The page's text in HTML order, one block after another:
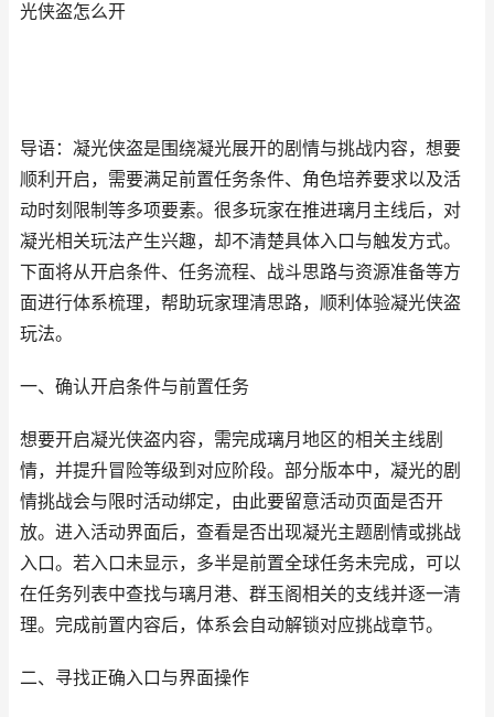
光侠盗怎么开
导语：凝光侠盗是围绕凝光展开的剧情与挑战内容，想要
顺利开启，需要满足前置任务条件、角色培养要求以及活
动时刻限制等多项要素。很多玩家在推进璃月主线后，对
凝光相关玩法产生兴趣，却不清楚具体入口与触发方式。
下面将从开启条件、任务流程、战斗思路与资源准备等方
面进行体系梳理，帮助玩家理清思路，顺利体验凝光侠盗
玩法。
一、确认开启条件与前置任务
想要开启凝光侠盗内容，需完成璃月地区的相关主线剧
情，并提升冒险等级到对应阶段。部分版本中，凝光的剧
情挑战会与限时活动绑定，由此要留意活动页面是否开
放。进入活动界面后，查看是否出现凝光主题剧情或挑战
入口。若入口未显示，多半是前置全球任务未完成，可以
在任务列表中查找与璃月港、群玉阁相关的支线并逐一清
理。完成前置内容后，体系会自动解锁对应挑战章节。
二、寻找正确入口与界面操作